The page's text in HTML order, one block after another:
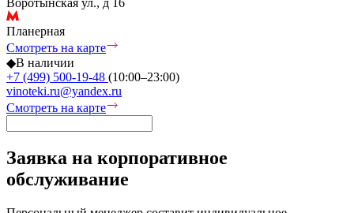
Воротынская ул., д 16
Планерная
Смотреть на карте
◆В наличии
+7 (499) 500-19-48 (10:00–23:00)
vinoteki.ru@yandex.ru
Смотреть на карте
Заявка на корпоративное
обслуживание